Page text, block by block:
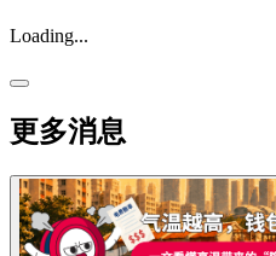
Loading...
更多消息